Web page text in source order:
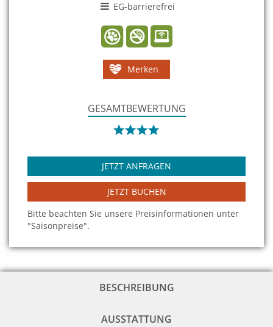
EG-barrierefrei
Merken
GESAMTBEWERTUNG
JETZT ANFRAGEN
JETZT BUCHEN
Bitte beachten Sie unsere Preisinformationen unter
"Saisonpreise".
BESCHREIBUNG
AUSSTATTUNG